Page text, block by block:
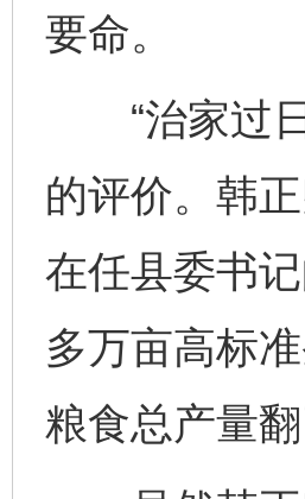
要命。
“治家过日
的评价。韩
在任县委书
多万亩高标
粮食总产量翻